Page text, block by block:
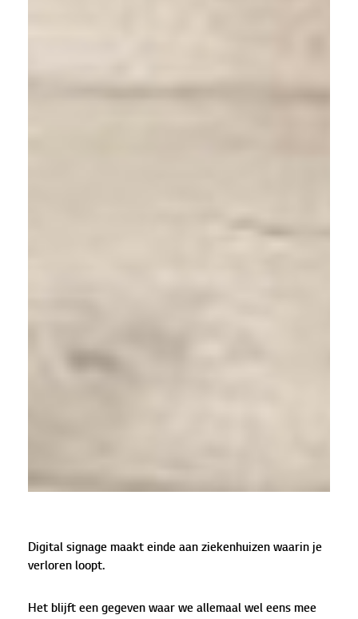
Digital signage maakt einde aan ziekenhuizen waarin je
verloren loopt.
Het blijft een gegeven waar we allemaal wel eens mee